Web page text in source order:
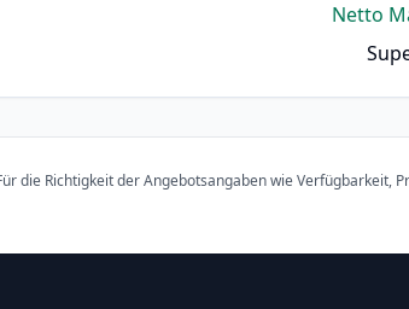
Netto
die Richtigkeit der Angebotsangaben wie Verfügbarkeit,